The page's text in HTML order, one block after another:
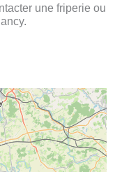
une friperie ou